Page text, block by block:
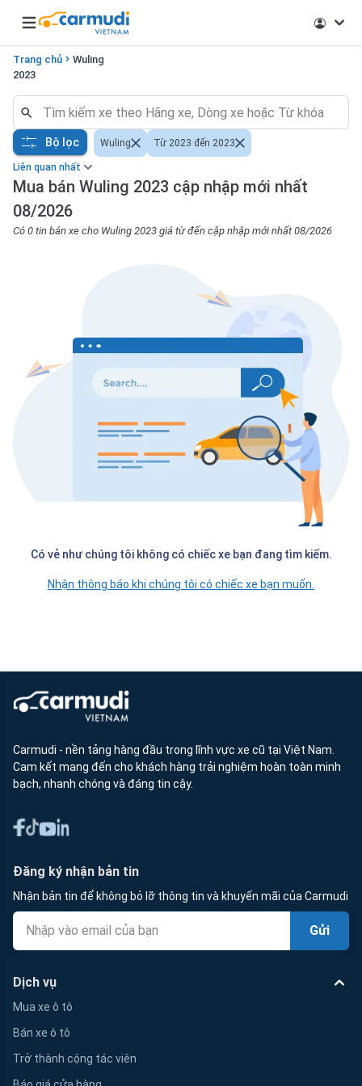
Open main menu
Trang chủ
Wuling
2023
Liên quan nhất
Mua bán Wuling 2023 cập nhập mới nhất
08/2026
Có 0 tin bán xe cho Wuling 2023 giá từ đến cập nhập mới nhất 08/2026
Bộ lọc Wuling Từ 2023 đến 2023
Có vẻ như chúng tôi không có chiếc xe bạn đang tìm kiếm.
Nhận thông báo khi chúng tôi có chiếc xe bạn muốn.
Carmudi - nền tảng hàng đầu trong lĩnh vực xe cũ tại Việt Nam.
Cam kết mang đến cho khách hàng trải nghiệm hoàn toàn minh
bạch, nhanh chóng và đáng tin cậy.
Đăng ký nhận bản tin
Nhận bản tin để không bỏ lỡ thông tin và khuyến mãi của Carmudi
Gửi
Dịch vụ
Mua xe ô tô
Bán xe ô tô
Trở thành cộng tác viên